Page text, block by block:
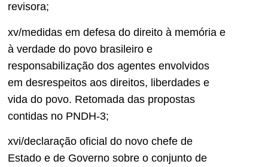
revisora;
xv/medidas em defesa do direito à memória e
à verdade do povo brasileiro e
responsabilização dos agentes envolvidos
em desrespeitos aos direitos, liberdades e
vida do povo. Retomada das propostas
contidas no PNDH-3;
xvi/declaração oficial do novo chefe de
Estado e de Governo sobre o conjunto de